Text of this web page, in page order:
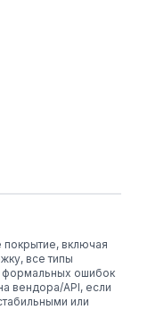
включая
все типы
формальных ошибок
вендора/API, если
или